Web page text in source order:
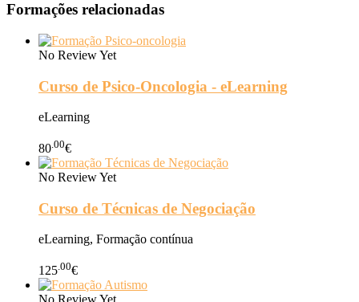
Formações relacionadas
No Review Yet
Curso de Psico-Oncologia - eLearning
eLearning
80 .00€
No Review Yet
Curso de Técnicas de Negociação
eLearning, Formação contínua
125 .00€
No Review Yet